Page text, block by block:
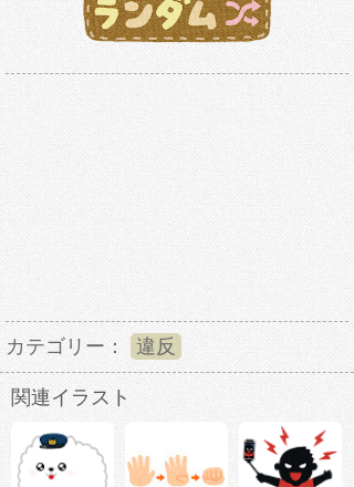
カテゴリー： 違反
関連イラスト